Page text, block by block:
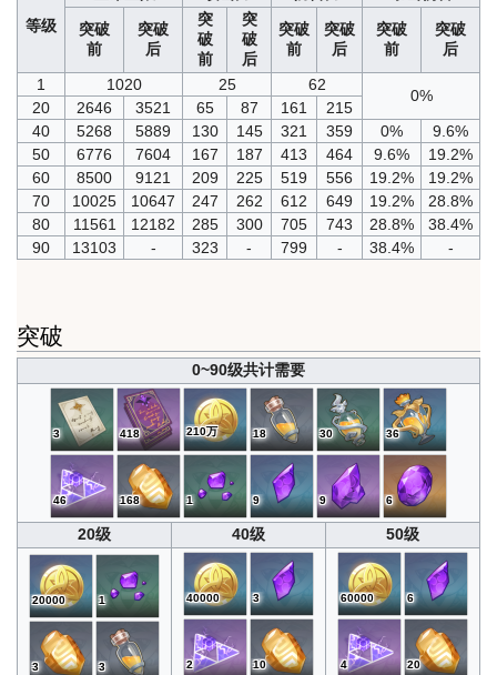
等级
突破
前
突破
后
突
破
前
突
破
后
突破
前
突破
后
突破
前
突破
后
1
1020 25 62
0%
20 2646 3521 65 87 161
215
40
5268 5889 130 145 321 359 0%
9.6%
50
6776 7604 167 187 413 464 9.6%
19.2%
60
8500 9121 209 225 519 556 19.2%
19.2%
70
10025 10647 247 262 612 649 19.2%
28.8%
80
11561 12182 285 300 705 743 28.8%
38.4%
90
13103 - 323 - 799 - 38.4% -
突破
0~90级共计需要
3 418 210万 18 30 36
46 168 1 9 9 6
20级 40级 50级
20000 1
3 3
40000 3
2 10
60000 6
4 20